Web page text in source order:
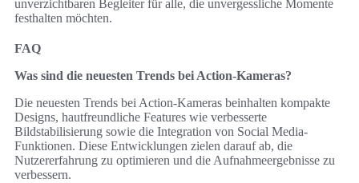
unverzichtbaren Begleiter für alle, die unvergessliche Momente
festhalten möchten.
FAQ
Was sind die neuesten Trends bei Action-Kameras?
Die neuesten Trends bei Action-Kameras beinhalten kompakte
Designs, hautfreundliche Features wie verbesserte
Bildstabilisierung sowie die Integration von Social Media-
Funktionen. Diese Entwicklungen zielen darauf ab, die
Nutzererfahrung zu optimieren und die Aufnahmeergebnisse zu
verbessern.